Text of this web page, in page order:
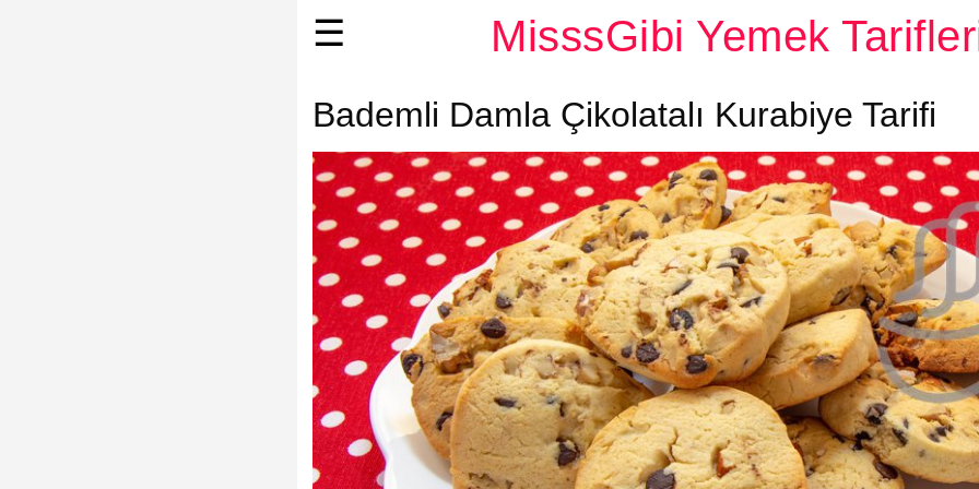
MisssGibi Yemek
☰
Bademli Damla Çikolatalı Kurabiye Tarifi